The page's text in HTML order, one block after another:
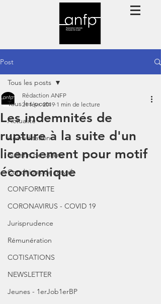
Post
Tous les posts
Actualité
Accréditation
Bulletin de salaire
Conditions de travail
CONFORMITE
CORONAVIRUS - COVID 19
Jurisprudence
Rémunération
COTISATIONS
NEWSLETTER
Jeunes - 1erJob1erBP
Tous les posts
Les indemnités de
rupture à la suite d'un
licenciement pour motif
économique
Rédaction ANFP
21 févr. 2019 1 min de lecture